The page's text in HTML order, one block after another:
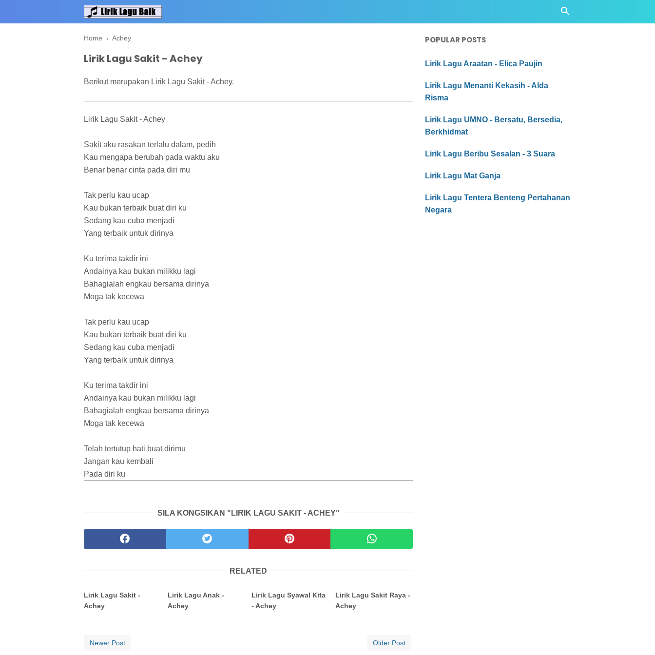
Home › Achey
Lirik Lagu Sakit - Achey
Berikut merupakan Lirik Lagu Sakit - Achey.
Lirik Lagu Sakit - Achey
Sakit aku rasakan terlalu dalam, pedih
Kau mengapa berubah pada waktu aku
Benar benar cinta pada diri mu
Tak perlu kau ucap
Kau bukan terbaik buat diri ku
Sedang kau cuba menjadi
Yang terbaik untuk dirinya
Ku terima takdir ini
Andainya kau bukan milikku lagi
Bahagialah engkau bersama dirinya
Moga tak kecewa
Tak perlu kau ucap
Kau bukan terbaik buat diri ku
Sedang kau cuba menjadi
Yang terbaik untuk dirinya
Ku terima takdir ini
Andainya kau bukan milikku lagi
Bahagialah engkau bersama dirinya
Moga tak kecewa
Telah tertutup hati buat dirimu
Jangan kau kembali
Pada diri ku
SILA KONGSIKAN "LIRIK LAGU SAKIT - ACHEY"
RELATED
Lirik Lagu Sakit -
Achey
Lirik Lagu Anak -
Achey
Lirik Lagu Syawal Kita
- Achey
Lirik Lagu Sakit Raya -
Achey
Newer Post Older Post
POPULAR POSTS
Lirik Lagu Araatan - Elica Paujin
Lirik Lagu Menanti Kekasih - Alda
Risma
Lirik Lagu UMNO - Bersatu, Bersedia,
Berkhidmat
Lirik Lagu Beribu Sesalan - 3 Suara
Lirik Lagu Mat Ganja
Lirik Lagu Tentera Benteng Pertahanan
Negara